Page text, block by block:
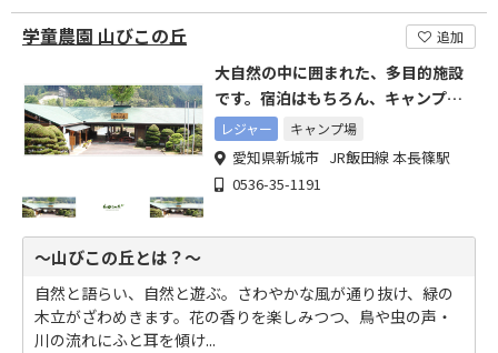
学童農園 山びこの丘 追加
大自然の中に囲まれた、多目的施設
です。宿泊はもちろん、キャンプ・
BBQもできます
レジャー キャンプ場
愛知県新城市 JR飯田線 本長篠駅
0536-35-1191
～山びこの丘とは？～
自然と語らい、自然と遊ぶ。さわやかな風が通り抜け、緑の
木立がざわめきます。花の香りを楽しみつつ、鳥や虫の声・
川の流れにふと耳を傾け...